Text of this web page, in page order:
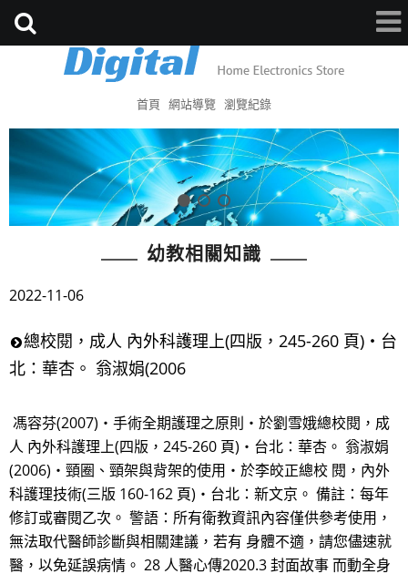
首頁 網站導覽 瀏覽紀錄
幼教相關知識
2022-11-06
總校閱，成人 內外科護理上(四版，245-260 頁)‧台
北：華杏。 翁淑娟(2006
馮容芬(2007)‧手術全期護理之原則‧於劉雪娥總校閱，成
人 內外科護理上(四版，245-260 頁)‧台北：華杏。 翁淑娟
(2006)‧頸圈、頸架與背架的使用‧於李皎正總校 閱，內外
科護理技術(三版 160-162 頁)‧台北：新文京。 備註：每年
修訂或審閱乙次。 警語：所有衛教資訊內容僅供參考使用，
無法取代醫師診斷與相關建議，若有 身體不適，請您儘速就
醫，以免延誤病情。 28 人醫心傳2020.3 封面故事 而動全身